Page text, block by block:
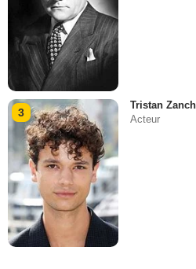
3
Tristan
Acteur